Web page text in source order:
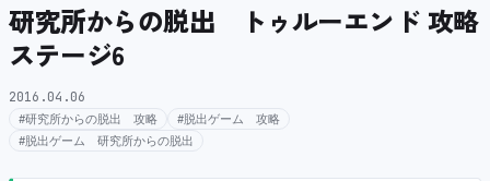
研究所からの脱出 トゥルーエンド 攻略
ステージ6
2016.04.06
#研究所からの脱出 攻略
#脱出ゲーム 攻略
#脱出ゲーム 研究所からの脱出